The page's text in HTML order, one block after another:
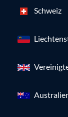
Schweiz